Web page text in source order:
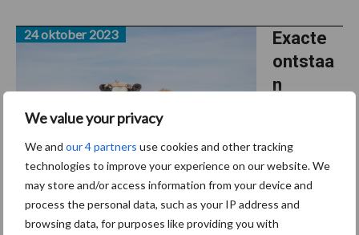
We value your privacy
We and our 4 partners use cookies and other tracking
technologies to improve your experience on our website. We
may store and/or access information from your device and
process the personal data, such as your IP address and
browsing data, for purposes like providing you with
Exacte
ontstaa
n
uitbraak
van
blauwto
ng blijft onzeker
24 oktober 2023